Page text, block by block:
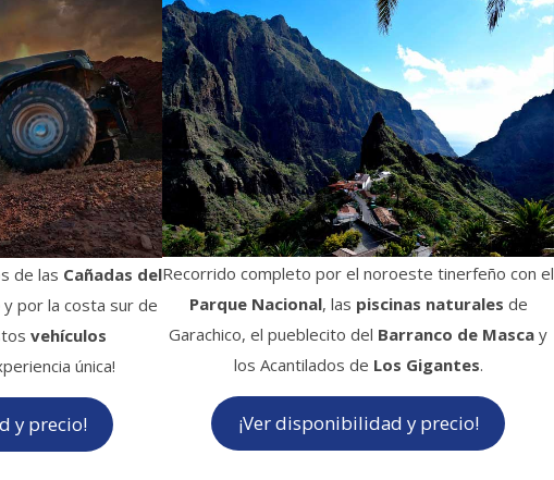
de las Cañadas del
y por la costa sur de
vehículos
única!
y precio!
Recorrido completo por el noroeste tinerfeño con el
Parque Nacional, las piscinas naturales de
Garachico, el pueblecito del Barranco de Masca y
los Acantilados de Los Gigantes.
¡Ver disponibilidad y precio!